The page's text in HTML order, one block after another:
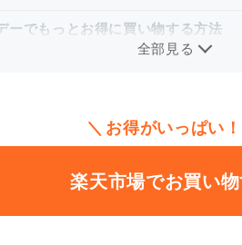
ーでもっとお得に買い物する方法
イル利用者は常にポイント4倍
ーを利用するときの注意点
全部見る
お得がいっぱい！
楽天市場でお買い物